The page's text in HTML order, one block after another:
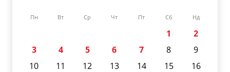
Пн Вт Ср Чт Пт Сб Нд
1
2
3
4 5 6 7 8
9
10
11 12 13 14 15
16